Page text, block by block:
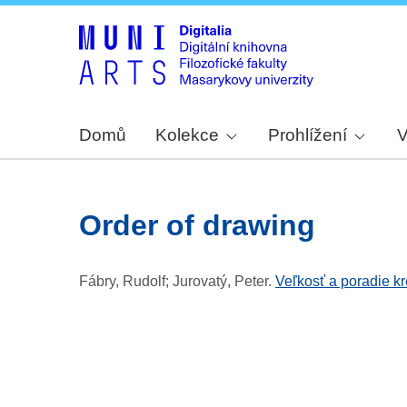
Domů Kolekce Prohlížení
order of drawing
Fábry, Rudolf; Jurovatý, Peter. Veľkosť a poradie